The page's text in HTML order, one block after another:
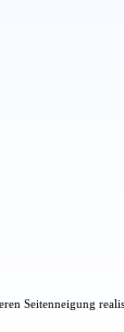
Seitenneigung